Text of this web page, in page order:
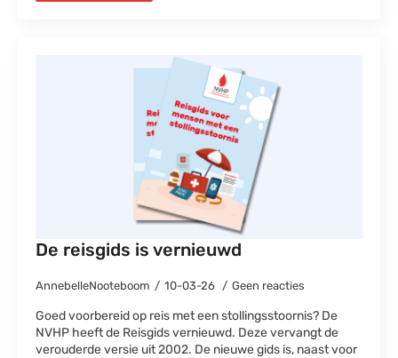
De reisgids is vernieuwd
AnnebelleNooteboom 10-03-26 Geen reacties
Goed voorbereid op reis met een stollingsstoornis? De
NVHP heeft de Reisgids vernieuwd. Deze vervangt de
verouderde versie uit 2002. De nieuwe gids is, naast voor